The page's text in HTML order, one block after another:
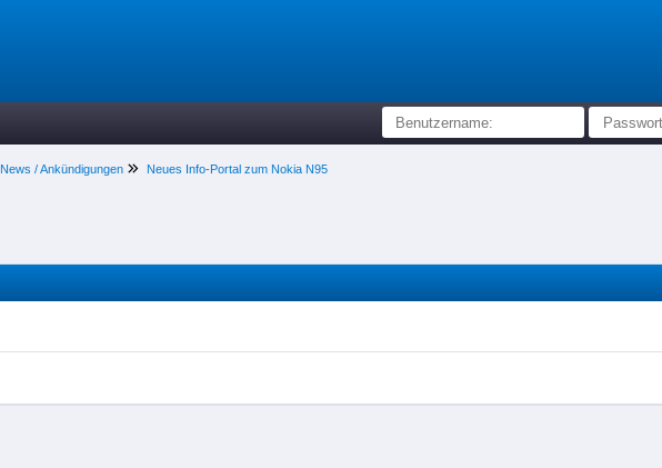
News / Ankündigungen Neues Info-Portal zum Nokia N95